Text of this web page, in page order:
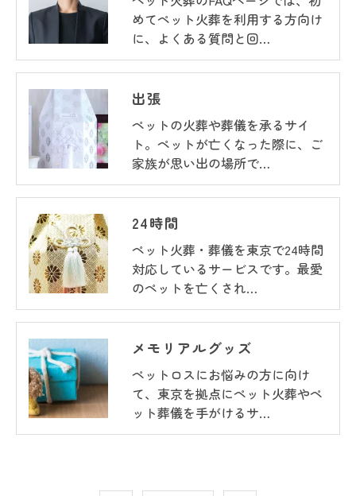
めてペット火葬を利用する方向け
に、よくある質問と回…
出張
ペットの火葬や葬儀を承るサイ
ト。ペットが亡くなった際に、ご
家族が思い出の場所で…
24時間
ペット火葬・葬儀を東京で24時間
対応しているサービスです。最愛
のペットを亡くされ…
メモリアルグッズ
ペットロスにお悩みの方に向け
て、東京を拠点にペット火葬やペ
ット葬儀を手がけるサ…